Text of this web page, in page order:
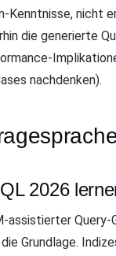
Kenntnisse, nicht
die generierte
nachdenken).
2026
assistierter Query-
Grundlage.